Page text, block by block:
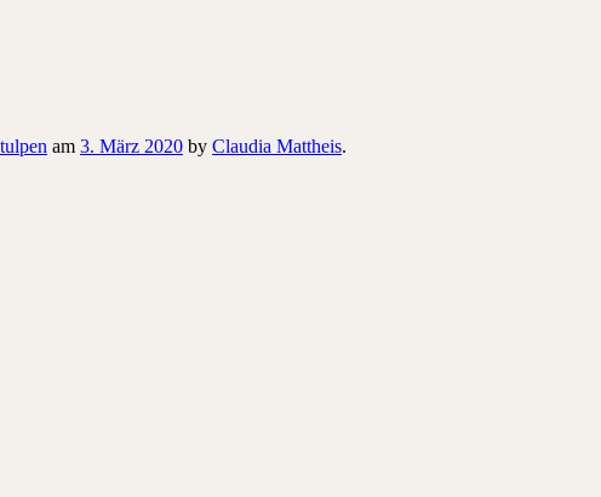
tulpen am 3. März 2020 by Claudia Mattheis.